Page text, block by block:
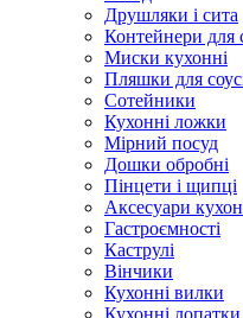
Друшляки і сита
Контейнери для
Миски кухонні
Пляшки для
Сотейники
Кухонні ложки
Мірний посуд
Дошки обробні
Пінцети і щипці
Аксесуари
Гастроємності
Каструлі
Вінчики
Кухонні вилки
Кухонні лопатки